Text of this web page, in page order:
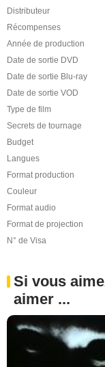
Distributeur
Récompenses
Année de production
Date de sortie DVD
Date de sortie Blu-ray
Date de sortie VOD
Type de film
Secrets de tournage
Budget
Langues
Format production
Couleur
Format audio
Format de projection
N° de Visa
Si vous
aimer ...